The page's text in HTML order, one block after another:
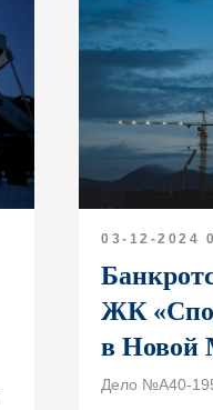
03-12-2024
ЖК
в Новой
Дело №А40-